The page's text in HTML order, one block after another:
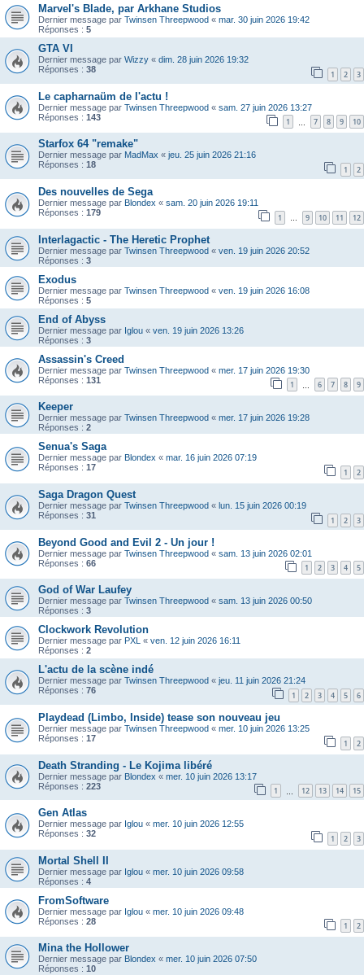
Marvel's Blade, par Arkhane Studios
Dernier message par Twinsen Threepwood « mar. 30 juin 2026 19:42
Réponses : 5
GTA VI
Dernier message par Wizzy « dim. 28 juin 2026 19:32
Réponses : 38 1 2 3
Le capharnaüm de l'actu !
Dernier message par Twinsen Threepwood « sam. 27 juin 2026 13:27
Réponses : 143 1 7 8 9 10
Starfox 64 "remake"
Dernier message par MadMax « jeu. 25 juin 2026 21:16
Réponses : 18 1 2
Des nouvelles de Sega
Dernier message par Blondex « sam. 20 juin 2026 19:11
Réponses : 179 1 … 9 10 11 12
Interlagactic - The Heretic Prophet
Dernier message par Twinsen Threepwood « ven. 19 juin 2026 20:52
Réponses : 3
Exodus
Dernier message par Twinsen Threepwood « ven. 19 juin 2026 16:08
Réponses : 5
End of Abyss
Dernier message par Iglou « ven. 19 juin 2026 13:26
Réponses : 3
Assassin's Creed
Dernier message par Twinsen Threepwood « mer. 17 juin 2026 19:30
Réponses : 131 1 6 7 8 9
Keeper
Dernier message par Twinsen Threepwood « mer. 17 juin 2026 19:28
Réponses : 2
Senua's Saga
Dernier message par Blondex « mar. 16 juin 2026 07:19
Réponses : 17 1 2
Saga Dragon Quest
Dernier message par Twinsen Threepwood « lun. 15 juin 2026 00:19
Réponses : 31 1 2 3
Beyond Good and Evil 2 - Un jour !
Dernier message par Twinsen Threepwood « sam. 13 juin 2026 02:01
Réponses : 66 1 2 3 4 5
God of War Laufey
Dernier message par Twinsen Threepwood « sam. 13 juin 2026 00:50
Réponses : 3
Clockwork Revolution
Dernier message par PXL « ven. 12 juin 2026 16:11
Réponses : 2
L'actu de la scène indé
Dernier message par Twinsen Threepwood « jeu. 11 juin 2026 21:24
Réponses : 76 1 2 3 4 5 6
Playdead (Limbo, Inside) tease son nouveau jeu
Dernier message par Twinsen Threepwood « mer. 10 juin 2026 13:25
Réponses : 17 1 2
Death Stranding - Le Kojima libéré
Dernier message par Blondex « mer. 10 juin 2026 13:17
Réponses : 223 1 12 13 14 15
Gen Atlas
Dernier message par Iglou « mer. 10 juin 2026 12:55
Réponses : 32 1 2 3
Mortal Shell II
Dernier message par Iglou « mer. 10 juin 2026 09:58
Réponses : 4
FromSoftware
Dernier message par Iglou « mer. 10 juin 2026 09:48
Réponses : 28 1 2
Mina the Hollower
Dernier message par Blondex « mer. 10 juin 2026 07:50
Réponses : 10